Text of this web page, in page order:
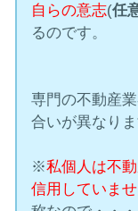
自らの意志(任
るのです。
専門の不動産
合いが異なり
※私個人は不
信用していませ